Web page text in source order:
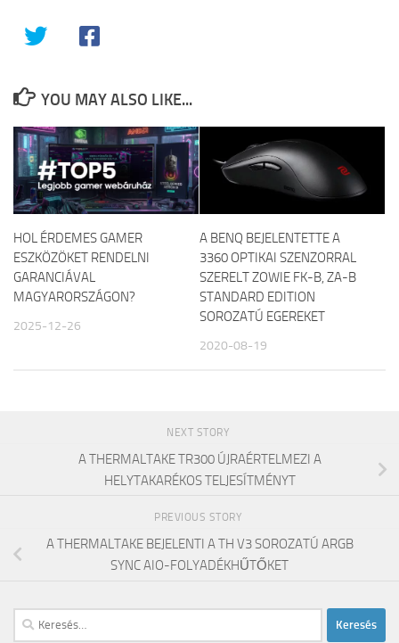
YOU MAY ALSO LIKE...
HOL ÉRDEMES GAMER
ESZKÖZÖKET RENDELNI
GARANCIÁVAL
MAGYARORSZÁGON?
2025-12-26
A BENQ BEJELENTETTE A
3360 OPTIKAI SZENZORRAL
SZERELT ZOWIE FK-B, ZA-B
STANDARD EDITION
SOROZATÚ EGEREKET
2020-08-19
NEXT STORY
A THERMALTAKE TR300 ÚJRAÉRTELMEZI A
HELYTAKARÉKOS TELJESÍTMÉNYT
PREVIOUS STORY
A THERMALTAKE BEJELENTI A TH V3 SOROZATÚ ARGB
SYNC AIO-FOLYADÉKHŰTŐKET
Keresés: